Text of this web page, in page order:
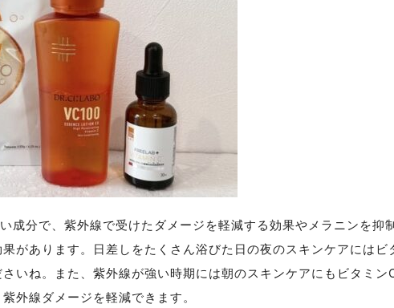
成分で、紫外線で受けたダメージを軽減する効果やメラニンを抑
があります。日差しをたくさん浴びた日の夜のスキンケアにはビ
いね。また、紫外線が強い時期には朝のスキンケアにもビタミン
外線ダメージを軽減できます。